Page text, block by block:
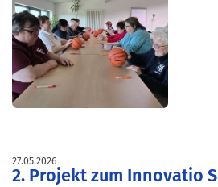
27.05.2026
2. Projekt zum Innovatio